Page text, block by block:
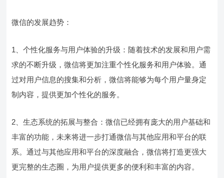
微信的发展趋势：
1、个性化服务与用户体验的升级：随着技术的发展和用户需
求的不断升级，微信将更加注重个性化服务和用户体验。通
过对用户信息的搜集和分析，微信将能够为每个用户量身定
制内容，提供更加个性化的服务。
2、生态系统的拓展与整合：微信已经拥有庞大的用户基础和
丰富的功能，未来将进一步打通微信与其他应用和平台的联
系。通过与其他应用和平台的深度融合，微信将打造更强大
更完整的生态圈，为用户提供更多的便利和丰富的内容。